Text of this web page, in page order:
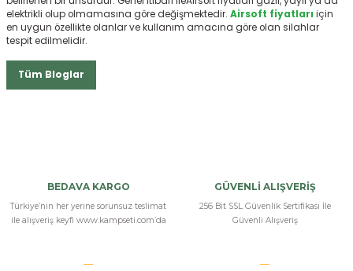
elektrikli olup olmamasına göre değişmektedir. Airsoft fiyatları için
en uygun özellikte olanlar ve kullanım amacına göre olan silahlar
tespit edilmelidir.
Tüm Bloglar
BEDAVA KARGO
Türkiye’nin her yerine sorunsuz teslimat
ile alışveriş keyfi www.kampseti.com’da
GÜVENLİ ALIŞVERİŞ
256 Bit SSL Güvenlik Sertifikası İle
Güvenli Alışveriş